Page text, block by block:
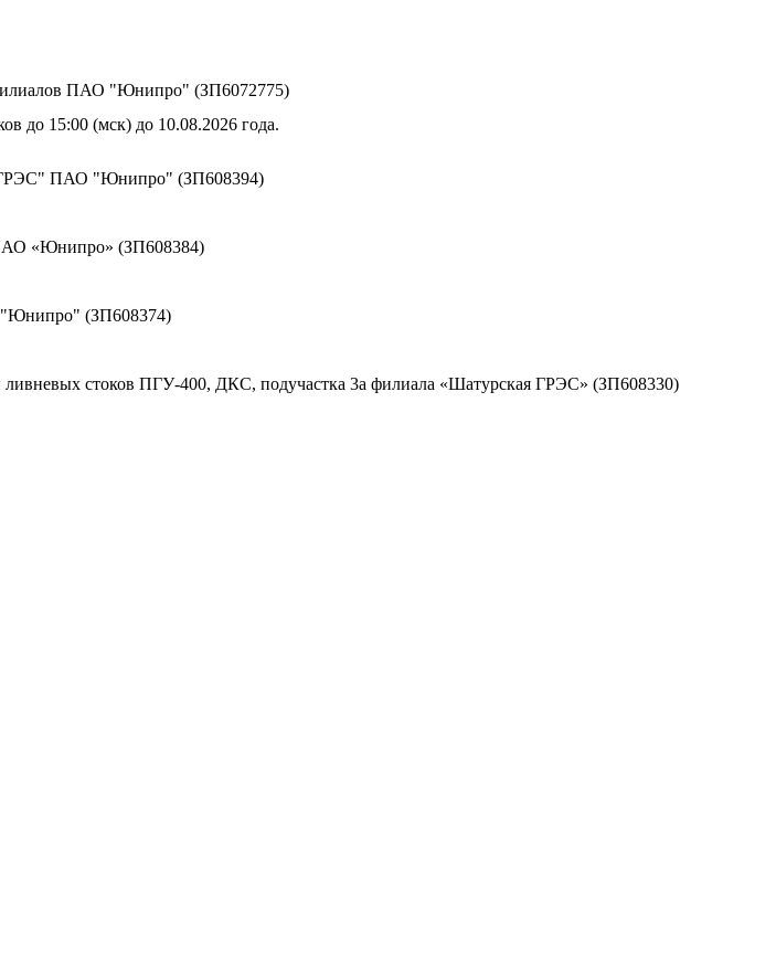
ПАО "Юнипро" (ЗП6072775)
до 15:00 (мск) до 10.08.2026 года.
ГРЭС" ПАО "Юнипро" (ЗП608394)
«Юнипро» (ЗП608384)
"Юнипро" (ЗП608374)
стоков ПГУ-400, ДКС, подучастка 3а филиала «Шатурская ГРЭС» (ЗП608330)